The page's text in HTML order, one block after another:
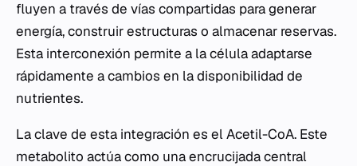
fluyen a través de vías compartidas para generar
energía, construir estructuras o almacenar reservas.
Esta interconexión permite a la célula adaptarse
rápidamente a cambios en la disponibilidad de
nutrientes.
La clave de esta integración es el Acetil-CoA. Este
metabolito actúa como una encrucijada central